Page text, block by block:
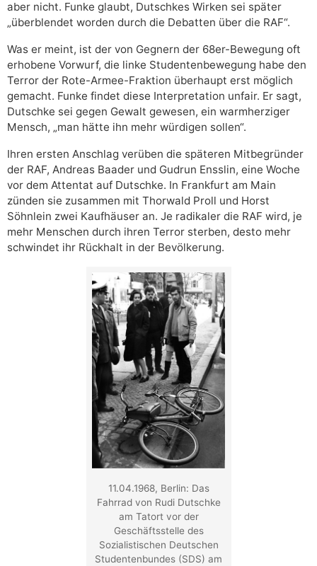
aber nicht. Funke glaubt, Dutschkes Wirken sei später
„überblendet worden durch die Debatten über die RAF“.
Was er meint, ist der von Gegnern der 68er-Bewegung oft
erhobene Vorwurf, die linke Studentenbewegung habe den
Terror der Rote-Armee-Fraktion überhaupt erst möglich
gemacht. Funke findet diese Interpretation unfair. Er sagt,
Dutschke sei gegen Gewalt gewesen, ein warmherziger
Mensch, „man hätte ihn mehr würdigen sollen“.
Ihren ersten Anschlag verüben die späteren Mitbegründer
der RAF, Andreas Baader und Gudrun Ensslin, eine Woche
vor dem Attentat auf Dutschke. In Frankfurt am Main
zünden sie zusammen mit Thorwald Proll und Horst
Söhnlein zwei Kaufhäuser an. Je radikaler die RAF wird, je
mehr Menschen durch ihren Terror sterben, desto mehr
schwindet ihr Rückhalt in der Bevölkerung.
11.04.1968, Berlin: Das
Fahrrad von Rudi Dutschke
am Tatort vor der
Geschäftsstelle des
Sozialistischen Deutschen
Studentenbundes (SDS) am